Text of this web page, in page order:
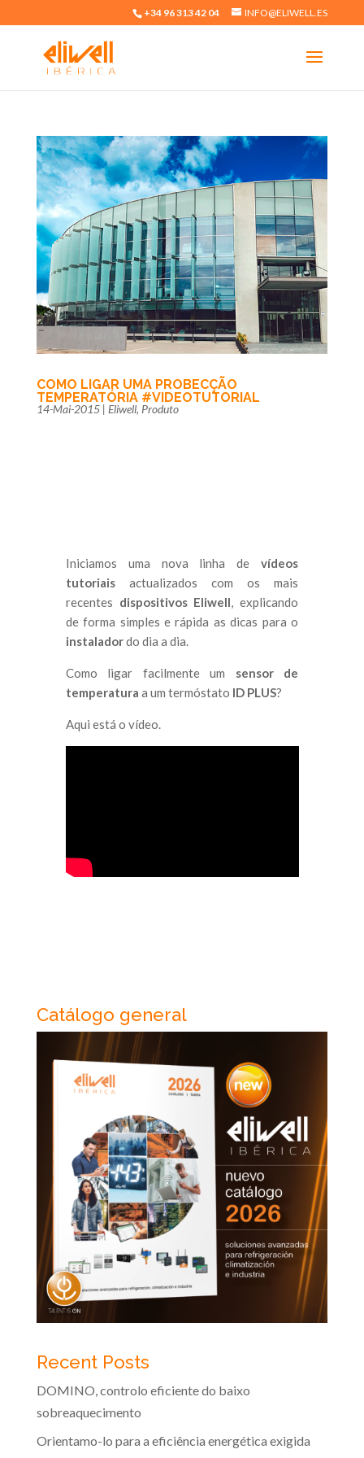
+34 96 313 42 04 INFO@ELIWELL.ES
COMO LIGAR UMA PROBECÇÃO
TEMPERATÓRIA #VIDEOTUTORIAL
14-Mai-2015| Eliwell, Produto
Iniciamos uma nova linha devídeos
tutoriaisactualizados com os mais
recentes dispositivos Eliwell, explicando
de forma simples e rápida as dicas para o
instaladordo dia a dia.
Como ligar facilmente um sensor de
temperatura a um termóstato ID PLUS?
Aqui está o vídeo.
Catálogo general
Recent Posts
DOMINO, controlo eficiente do baixo
sobreaquecimento
Orientamo-lo para a eficiência energética exigida